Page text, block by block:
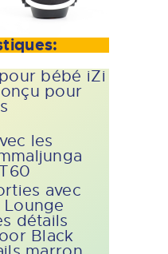
bébé iZi
pour
les
avec
Lounge
détails
Black